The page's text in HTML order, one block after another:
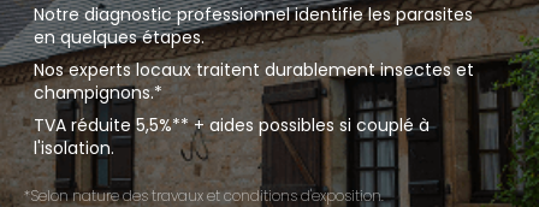
Notre diagnostic professionnel identifie les parasites
en quelques étapes.
Nos experts locaux traitent durablement insectes et
champignons.*
TVA réduite 5,5%** + aides possibles si couplé à
l'isolation.
*Selon nature des travaux et conditions d'exposition.